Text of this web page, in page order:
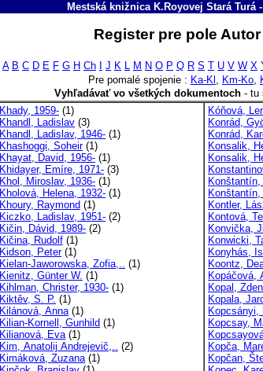
Mestská knižnica K.Royovej Stará Turá-
Register pre pole
A B C D E F G H Ch J K L M N O P Q R S T U V W X
Pre pomalé spojenie : Ka-Kl , Km-Ko,
Vyhľadávať vo všetkých dokumentoch- tu
Khady, 1959- (1)
Khandl, Ladislav (3)
Khandl, Ladislav, 1946- (1)
Khashoggi, Soheir(1)
Khayat, David, 1956- (1)
Khidayer, Emíre, 1971- (3)
Khol, Miroslav, 1936- (1)
Kholová, Helena, 1932- (1)
Khoury, Raymond (1)
Kiczko, Ladislav, 1951- (2)
Kičin, Dávid, 1989- (2)
Kičina, Rudolf (1)
Kidson, Peter(1)
Kielan-Jaworowska, Zofia,.. (1)
Kienitz, Günter W. (1)
Kihlman, Christer, 1930- (1)
Kiktěv, S. P. (1)
Kilánová, Anna(1)
Kilian-Kornell, Gunhild (1)
Kilianová, Eva(1)
Kim, Anatolij Andrejevič,.. (2)
Kimáková, Zuzana(1)
Kóňová,
Konrád,
Konrád,
Konsalik,
Konsalik,
Kontler,
Kontová,
Konvička,
Konwicki,
Konyhás,
Koontz,
Kopáčová,
Kopal,
Kopala,
Kopcsányi,
Kopcsay,
Kopča,
Kopčan,